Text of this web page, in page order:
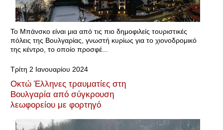
Το Μπάνσκο είναι μια από τις πιο δημοφιλείς τουριστικές
πόλεις της Βουλγαρίας, γνωστή κυρίως για το χιονοδρομικό
της κέντρο, το οποίο προσφέ...
Τρίτη 2 Ιανουαρίου 2024
Οκτώ Έλληνες τραυματίες στη
Βουλγαρία από σύγκρουση
λεωφορείου με φορτηγό